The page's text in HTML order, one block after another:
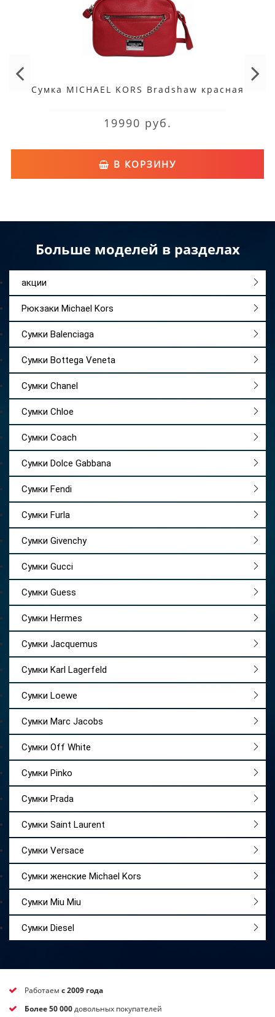
Сумка MICHAEL KORS Bradshaw красная
19990 руб.
В КОРЗИНУ
Больше моделей в разделах
акции
Рюкзаки Michael Kors
Сумки Balenciaga
Сумки Bottega Veneta
Сумки Chanel
Сумки Chloe
Сумки Coach
Сумки Dolce Gabbana
Сумки Fendi
Сумки Furla
Сумки Givenchy
Сумки Gucci
Сумки Guess
Сумки Hermes
Сумки Jacquemus
Сумки Karl Lagerfeld
Сумки Loewe
Сумки Marc Jacobs
Сумки Off White
Сумки Pinko
Сумки Prada
Сумки Saint Laurent
Сумки Versace
Сумки женские Michael Kors
Сумки Miu Miu
Сумки Diesel
Работаем с 2009 года
Более 50 000довольных покупателей